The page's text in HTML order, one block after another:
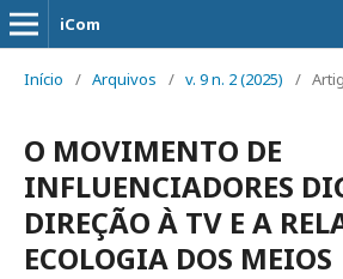
iCom
Início / Arquivos / v. 9 n. 2 (2025) /
O MOVIMENTO DE
INFLUENCIADORES
DIREÇÃO À TV E A
ECOLOGIA DOS MEIOS